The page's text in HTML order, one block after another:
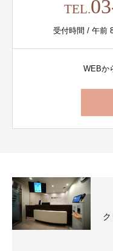
TEL.
受付時間 / 午前
WEBか